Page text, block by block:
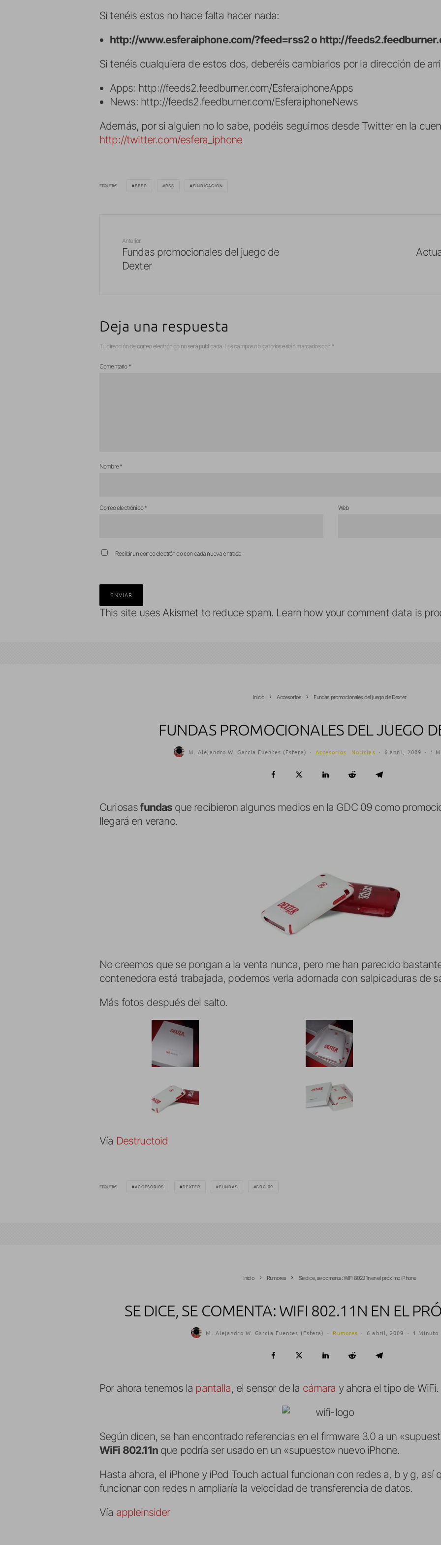
Si tenéis estos no hace falta hacer nada:
http://www.esferaiphone.com/?feed=rss2 o http://
Si tenéis cualquiera de estos dos, deberéis cambiarlos por la dirección de
Apps: http://feeds2.feedburner.com/EsferaiphoneApps
News: http://feeds2.feedburner.com/EsferaiphoneNews
Además, por si alguien no lo sabe, podéis seguirnos desde Twitter en la
http://twitter.com/esfera_iphone
ETIQUETAS FEED RSS SINDICACIÓN
Anterior
Fundas promocionales del juego de
Dexter
Deja una respuesta
Tu dirección de correo electrónico no será publicada. Los campos obligatorios están marcados con *
Comentario *
Nombre*
Correo electrónico* Web
Recibir un correo electrónico con cada nueva entrada.
This site uses Akismet to reduce spam. Learn how your comment data is
Inicio Accesorios Fundas promocionales del juego de Dexter
FUNDAS PROMOCIONALES DEL JUEGO
M. Alejandro W. García Fuentes (Esfera) · Accesorios Noticias · 6 abril, 2009 · 1
Curiosasfundas que recibieron algunos medios en la GDC 09 como
llegará en verano.
No creemos que se pongan a la venta nunca, pero me han parecido
contenedora está trabajada, podemos verla adornada con salpicaduras de
Más fotos después del salto.
Vía Destructoid
ETIQUETAS ACCESORIOS DEXTER FUNDAS GDC 09
Inicio Rumores Se dice, se comenta: WiFi 802.11n en el próximo iPhone
SE DICE, SE COMENTA: WIFI 802.11N EN EL
M. Alejandro W. García Fuentes (Esfera) · Rumores · 6 abril, 2009 · 1 Minuto
Por ahora tenemos la pantalla, el sensor de la cámara y ahora el tipo de WiFi.
Según dicen, se han encontrado referencias en el firmware 3.0 a un
WiFi 802.11nque podría ser usado en un «supuesto» nuevo iPhone.
Hasta ahora, el iPhone y iPod Touch actual funcionan con redes a, b y g, así
funcionar con redes n ampliaría la velocidad de transferencia de datos.
Vía appleinsider